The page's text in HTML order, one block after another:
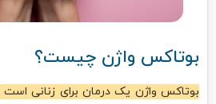
بوتاکس واژن چیست؟
بوتاکس واژن یک درمان برای زنانی